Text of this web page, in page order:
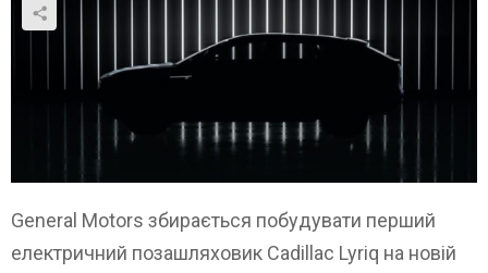
General Motors збирається побудувати перший
електричний позашляховик Cadillac Lyriq на новій